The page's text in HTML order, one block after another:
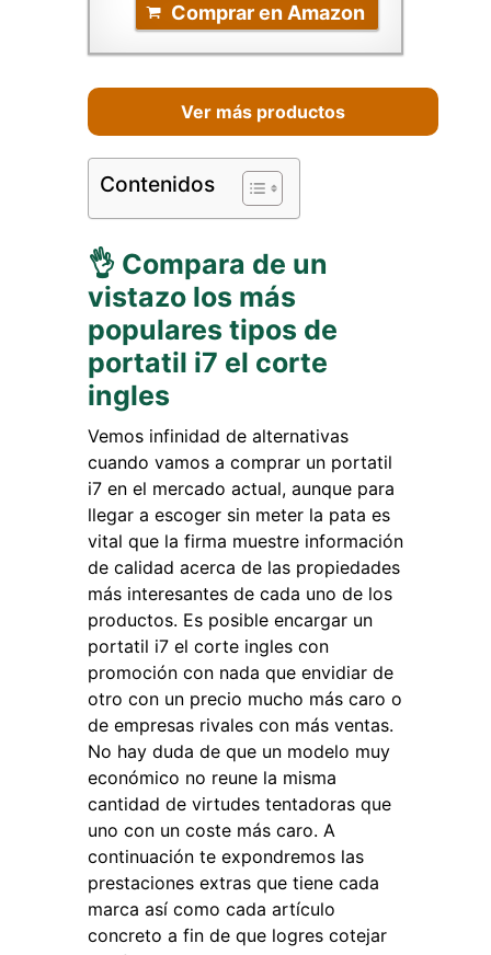
Comprar en Amazon
Ver más productos
Contenidos
👌 Compara de un
vistazo los más
populares tipos de
portatil i7 el corte
ingles
Vemos infinidad de alternativas
cuando vamos a comprar un portatil
i7 en el mercado actual, aunque para
llegar a escoger sin meter la pata es
vital que la firma muestre información
de calidad acerca de las propiedades
más interesantes de cada uno de los
productos. Es posible encargar un
portatil i7 el corte ingles con
promoción con nada que envidiar de
otro con un precio mucho más caro o
de empresas rivales con más ventas.
No hay duda de que un modelo muy
económico no reune la misma
cantidad de virtudes tentadoras que
uno con un coste más caro. A
continuación te expondremos las
prestaciones extras que tiene cada
marca así como cada artículo
concreto a fin de que logres cotejar